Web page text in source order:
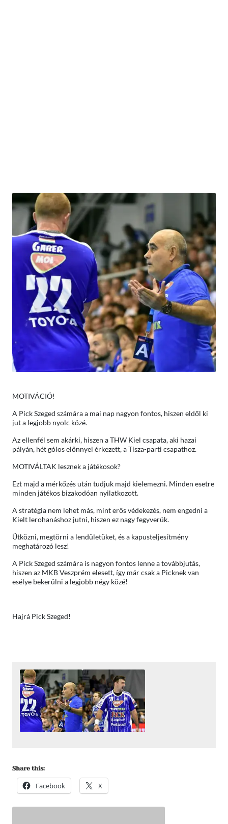
MOTIVÁCIÓ!
A Pick Szeged számára a mai nap nagyon fontos, hiszen eldől ki
jut a legjobb nyolc közé.
Az ellenfél sem akárki, hiszen a THW Kiel csapata, aki hazai
pályán, hét gólos előnnyel érkezett, a Tisza-parti csapathoz.
MOTIVÁLTAK lesznek a játékosok?
Ezt majd a mérkőzés után tudjuk majd kielemezni. Minden esetre
minden játékos bizakodóan nyilatkozott.
A stratégia nem lehet más, mint erős védekezés, nem engedni a
Kielt lerohanáshoz jutni, hiszen ez nagy fegyverük.
Ütközni, megtörni a lendületüket, és a kapusteljesítmény
meghatározó lesz!
A Pick Szeged számára is nagyon fontos lenne a továbbjutás,
hiszen az MKB Veszprém elesett, így már csak a Picknek van
esélye bekerülni a legjobb négy közé!
Hajrá Pick Szeged!
Share this:
Facebook X